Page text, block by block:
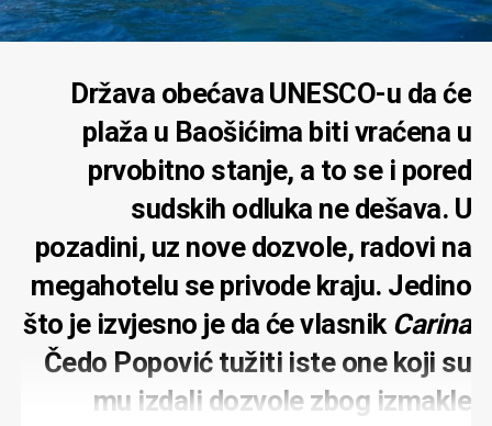
Država obećava UNESCO-u da će
plaža u Baošićima biti vraćena u
prvobitno stanje, a to se i pored
sudskih odluka ne dešava. U
pozadini, uz nove dozvole, radovi na
megahotelu se privode kraju. Jedino
što je izvjesno je da će vlasnik Carina
Čedo Popović tužiti iste one koji su
mu izdali dozvole zbog izmakle